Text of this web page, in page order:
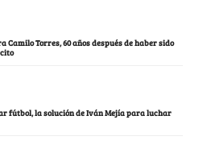
Camilo Torres, 60 años después de haber sido
fútbol, la solución de Iván Mejía para luchar